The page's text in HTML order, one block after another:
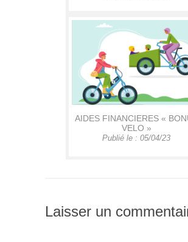
AIDES FINANCIERES «
VELO »
Publié le : 05/04/23
Laisser un